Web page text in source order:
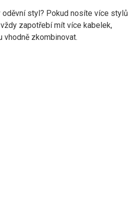
oděvní styl? Pokud nosíte více stylů
zapotřebí mít více kabelek,
vhodně zkombinovat.